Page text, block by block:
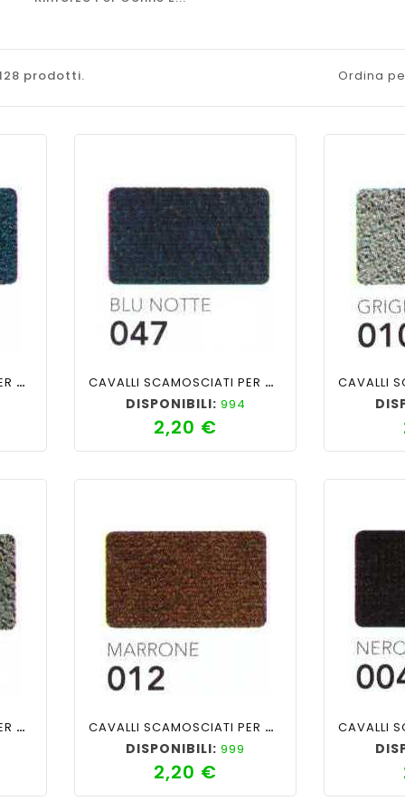
prodotti. Ordina
CAVALLI SCAMOSCIATI PER PANTALONI COL BLU 015
shopping_cart favorite_border
CAVALLI SCAMOSCIATI PER PANTALONI COL BLU NOTTE 047
DISPONIBILI: 994
2,20 €
shopping_cart
CAVALLI SCAMOSCIATI PER PANTALONI COL GRIGIO SC 011
shopping_cart favorite_border
CAVALLI SCAMOSCIATI PER PANTALONI COL MARRONE 012
DISPONIBILI: 999
2,20 €
shopping_cart